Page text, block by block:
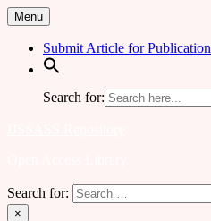
Skip
to
content
Menu
Submit Article for Publication
Search for:
Search for:
×